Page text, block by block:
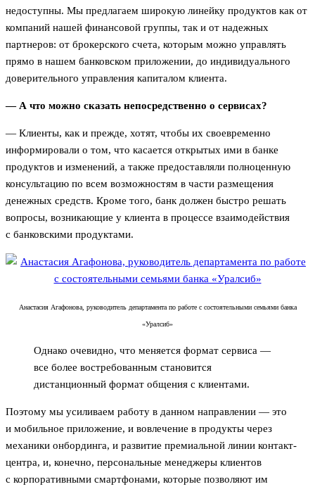
недоступны. Мы предлагаем широкую линейку продуктов как от
компаний нашей финансовой группы, так и от надежных
партнеров: от брокерского счета, которым можно управлять
прямо в нашем банковском приложении, до индивидуального
доверительного управления капиталом клиента.
— А что можно сказать непосредственно о сервисах?
— Клиенты, как и прежде, хотят, чтобы их своевременно
информировали о том, что касается открытых ими в банке
продуктов и изменений, а также предоставляли полноценную
консультацию по всем возможностям в части размещения
денежных средств. Кроме того, банк должен быстро решать
вопросы, возникающие у клиента в процессе взаимодействия
с банковскими продуктами.
Анастасия Агафонова, руководитель департамента по работе с состоятельными семьями банка
«Уралсиб»
Однако очевидно, что меняется формат сервиса —
все более востребованным становится
дистанционный формат общения с клиентами.
Поэтому мы усиливаем работу в данном направлении — это
и мобильное приложение, и вовлечение в продукты через
механики онбординга, и развитие премиальной линии контакт-
центра, и, конечно, персональные менеджеры клиентов
с корпоративными смартфонами, которые позволяют им